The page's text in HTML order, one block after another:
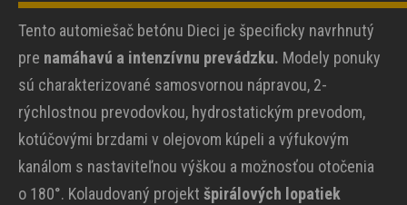
Tento automiešač betónu Dieci je špecificky navrhnutý
pre namáhavú a intenzívnu prevádzku. Modely ponuky
sú charakterizované samosvornou nápravou, 2-
rýchlostnou prevodovkou, hydrostatickým prevodom,
kotúčovými brzdami v olejovom kúpeli a výfukovým
kanálom s nastaviteľnou výškou a možnosťou otočenia
o 180°. Kolaudovaný projekt špirálových lopatiek